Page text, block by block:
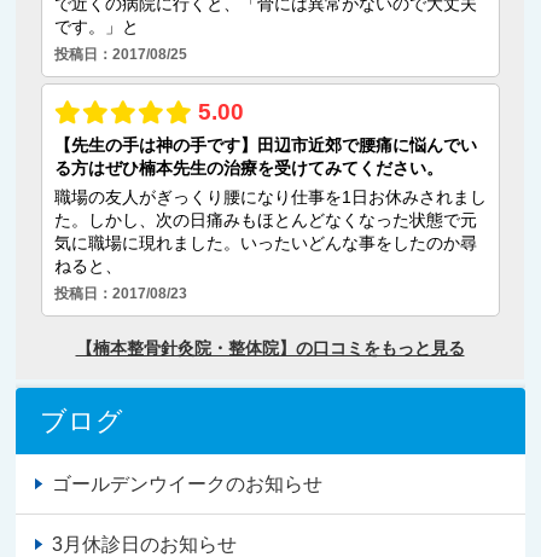
ブログ
ゴールデンウイークのお知らせ
3月休診日のお知らせ